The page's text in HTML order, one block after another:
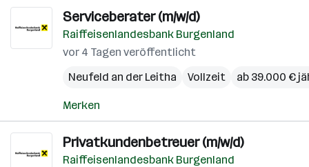
Serviceberater (m/w/d)
Raiffeisenlandesbank Burgenland
vor 4 Tagen veröffentlicht
Neufeld an der Leitha
Vollzeit ab 39.000 €
Merken
Privatkundenbetreuer (m/w/d)
Raiffeisenlandesbank Burgenland